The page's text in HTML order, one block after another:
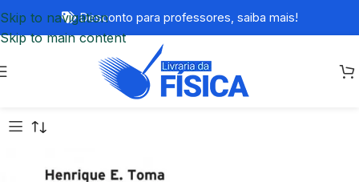
Skip to navigation
Skip to main content
Desconto para professores, saiba mais!